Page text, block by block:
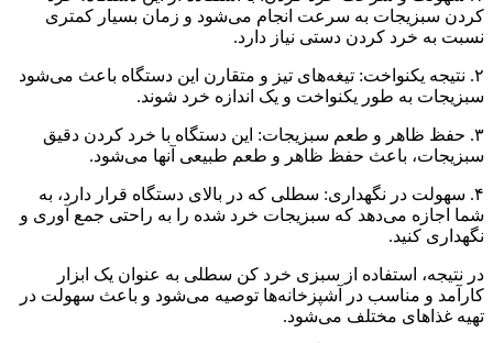
کردن سبزیجات به سرعت انجام می‌شود و زمان بسیار کمتری
نسبت به خرد کردن دستی نیاز دارد.
۲. نتیجه یکنواخت: تیغه‌های تیز و متقارن این دستگاه باعث می‌شود
سبزیجات به طور یکنواخت و یک اندازه خرد شوند.
۳. حفظ ظاهر و طعم سبزیجات: این دستگاه با خرد کردن دقیق
سبزیجات، باعث حفظ ظاهر و طعم طبیعی آنها می‌شود.
۴. سهولت در نگهداری: سطلی که در بالای دستگاه قرار دارد، به
شما اجازه می‌دهد که سبزیجات خرد شده را به راحتی جمع آوری و
نگهداری کنید.
در نتیجه، استفاده از سبزی خرد کن سطلی به عنوان یک ابزار
کارآمد و مناسب در آشپزخانه‌ها توصیه می‌شود و باعث سهولت در
تهیه غذاهای مختلف می‌شود.